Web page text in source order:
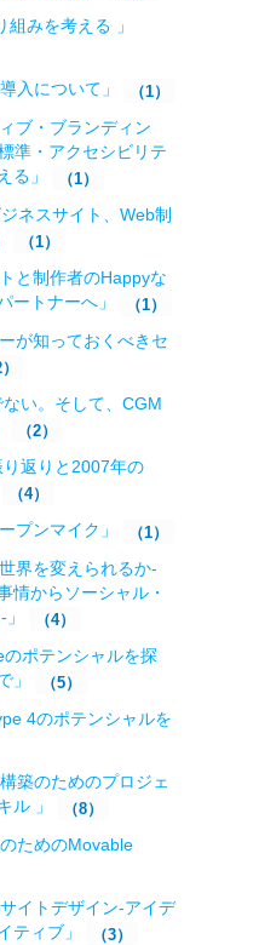
みを考える 」
入について」 （1）
ブ・ブランディン
準・アクセシビリテ
る」
（1）
ネスサイト、Web制
（1）
と制作者のHappyな
ートナーへ」
（1）
が知っておくべきセ
い。そして、CGM
（2）
返りと2007年の
（4）
プンマイク」 （1）
界を変えられるか-
情からソーシャル・
（4）
ポテンシャルを探
」
（5）
4のポテンシャルを
築のためのプロジェ
ル 」
（8）
ためのMovable
イトデザイン-アイデ
ティブ」
（3）